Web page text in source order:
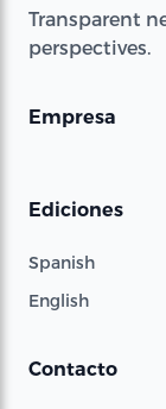
Transparent
perspectives.
Empresa
Ediciones
Spanish
English
Contacto